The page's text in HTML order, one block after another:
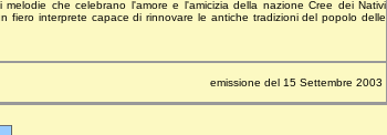
melodie che celebrano l'amore e l'amicizia della nazione Cree dei Nativi
fiero interprete capace di rinnovare le antiche tradizioni del popolo delle
emissione del 15 Settembre 2003